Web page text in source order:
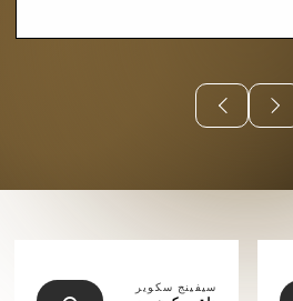
سيفينج سكوير